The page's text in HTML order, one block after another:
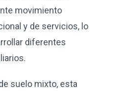
movimiento
y de servicios, lo
diferentes
suelo mixto, esta